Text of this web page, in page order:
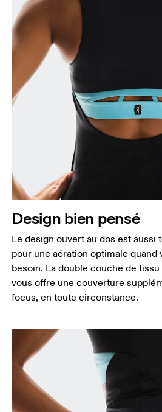
Design bien pensé
Le design ouvert au dos est aussi
pour une aération optimale quand
besoin. La double couche de tissu
vous offre une couverture
focus, en toute circonstance.